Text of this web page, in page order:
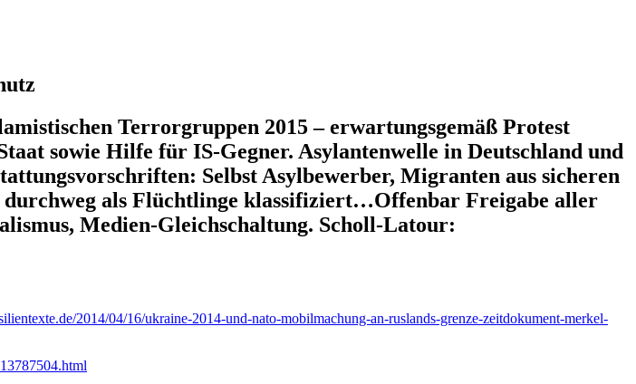
Terrorgruppen 2015 – erwartungsgemäß Protest
sowie Hilfe für IS-Gegner. Asylantenwelle in Deutschland und
Selbst Asylbewerber, Migranten aus sicheren
als Flüchtlinge klassifiziert…Offenbar Freigabe aller
Medien-Gleichschaltung. Scholl-Latour:
2014/04/16/ukraine-2014-und-nato-mobilmachung-an-ruslands-grenze-zeitdokument-merkel-